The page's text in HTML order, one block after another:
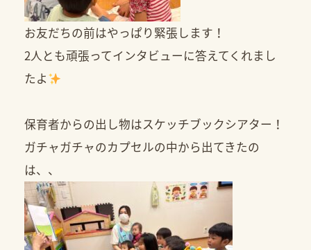
お友だちの前はやっぱり緊張します！
2人とも頑張ってインタビューに答えてくれまし
たよ
保育者からの出し物はスケッチブックシアター！
ガチャガチャのカプセルの中から出てきたの
は、、